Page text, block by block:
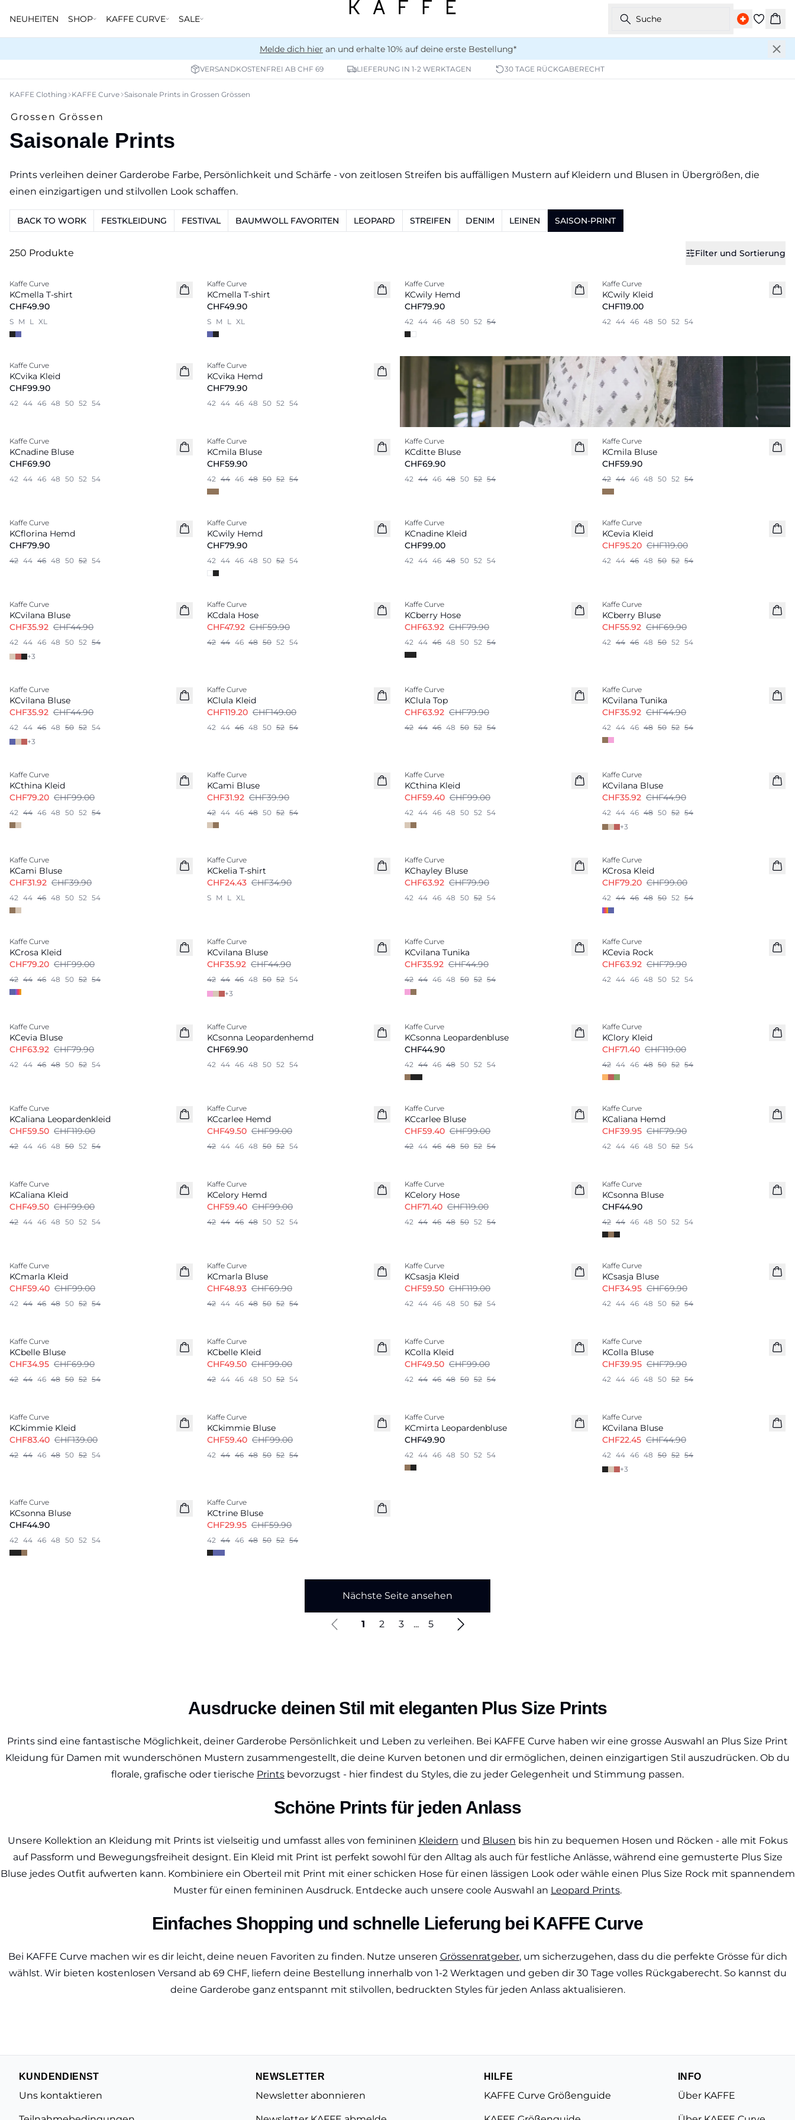
NEUHEITEN SHOP KAFFE CURVE SALE Suche
Melde dich hier an und erhalte 10% auf deine erste Bestellung*
VERSANDKOSTENFREI AB CHF 69 LIEFERUNG IN 1-2 WERKTAGEN 30 TAGE RÜCKGABERECHT
KAFFE Clothing KAFFE Curve Saisonale Prints in Grossen Grössen
Saisonale Prints
Grossen Grössen
Prints verleihen deiner Garderobe Farbe, Persönlichkeit und Schärfe - von zeitlosen Streifen bis auffälligen Mustern auf Kleidern und Blusen in Übergrößen, die
einen einzigartigen und stilvollen Look schaffen.
BACK TO WORK FESTKLEIDUNG FESTIVAL BAUMWOLL FAVORITEN LEOPARD STREIFEN DENIM LEINEN SAISON-PRINT
250 Produkte Filter und Sortierung
Neu
Kaffe Curve
KCmella T-shirt
CHF49.90
S M L XL
Neu
Kaffe Curve
KCmella T-shirt
CHF49.90
S M L XL
Neu
Kaffe Curve
KCwily Hemd
CHF79.90
42 44 46 48 50 52 54
Neu
Kaffe Curve
KCwily Kleid
CHF119.00
42 44 46 48 50 52 54
Neu
Kaffe Curve
KCvika Kleid
CHF99.90
42 44 46 48 50 52 54
Neu
Kaffe Curve
KCvika Hemd
CHF79.90
42 44 46 48 50 52 54
Neu
Kaffe Curve
KCnadine Bluse
CHF69.90
42 44 46 48 50 52 54
Neu
Kaffe Curve
KCmila Bluse
CHF59.90
42 44 46 48 50 52 54
Neu
Kaffe Curve
KCditte Bluse
CHF69.90
42 44 46 48 50 52 54
Neu
Kaffe Curve
KCmila Bluse
CHF59.90
42 44 46 48 50 52 54
Neu
Kaffe Curve
KCflorina Hemd
CHF79.90
42 44 46 48 50 52 54
Neu
Kaffe Curve
KCwily Hemd
CHF79.90
42 44 46 48 50 52 54
Neu
Kaffe Curve
KCnadine Kleid
CHF99.00
42 44 46 48 50 52 54
Kaffe Curve
KCevia Kleid
CHF95.20 CHF119.00
42 44 46 48 50 52 54
Kaffe Curve
KCvilana Bluse
CHF35.92 CHF44.90
42 44 46 48 50 52 54
+3
Kaffe Curve
KCdala Hose
CHF47.92 CHF59.90
42 44 46 48 50 52 54
Kaffe Curve
KCberry Hose
CHF63.92 CHF79.90
42 44 46 48 50 52 54
Kaffe Curve
KCberry Bluse
CHF55.92 CHF69.90
42 44 46 48 50 52 54
Kaffe Curve
KCvilana Bluse
CHF35.92 CHF44.90
42 44 46 48 50 52 54
+3
Kaffe Curve
KClula Kleid
CHF119.20 CHF149.00
42 44 46 48 50 52 54
Kaffe Curve
KClula Top
CHF63.92 CHF79.90
42 44 46 48 50 52 54
Kaffe Curve
KCvilana Tunika
CHF35.92 CHF44.90
42 44 46 48 50 52 54
Kaffe Curve
KCthina Kleid
CHF79.20 CHF99.00
42 44 46 48 50 52 54
Kaffe Curve
KCami Bluse
CHF31.92 CHF39.90
42 44 46 48 50 52 54
Kaffe Curve
KCthina Kleid
CHF59.40 CHF99.00
42 44 46 48 50 52 54
Kaffe Curve
KCvilana Bluse
CHF35.92 CHF44.90
42 44 46 48 50 52 54
+3
Kaffe Curve
KCami Bluse
CHF31.92 CHF39.90
42 44 46 48 50 52 54
Kaffe Curve
KCkelia T-shirt
CHF24.43 CHF34.90
S M L XL
Kaffe Curve
KChayley Bluse
CHF63.92 CHF79.90
42 44 46 48 50 52 54
Kaffe Curve
KCrosa Kleid
CHF79.20 CHF99.00
42 44 46 48 50 52 54
Kaffe Curve
KCrosa Kleid
CHF79.20 CHF99.00
42 44 46 48 50 52 54
Kaffe Curve
KCvilana Bluse
CHF35.92 CHF44.90
42 44 46 48 50 52 54
+3
Kaffe Curve
KCvilana Tunika
CHF35.92 CHF44.90
42 44 46 48 50 52 54
Kaffe Curve
KCevia Rock
CHF63.92 CHF79.90
42 44 46 48 50 52 54
Kaffe Curve
KCevia Bluse
CHF63.92 CHF79.90
42 44 46 48 50 52 54
Kaffe Curve
KCsonna Leopardenhemd
CHF69.90
42 44 46 48 50 52 54
Kaffe Curve
KCsonna Leopardenbluse
CHF44.90
42 44 46 48 50 52 54
Kaffe Curve
KClory Kleid
CHF71.40 CHF119.00
42 44 46 48 50 52 54
Kaffe Curve
KCaliana Leopardenkleid
CHF59.50 CHF119.00
42 44 46 48 50 52 54
Kaffe Curve
KCcarlee Hemd
CHF49.50 CHF99.00
42 44 46 48 50 52 54
Kaffe Curve
KCcarlee Bluse
CHF59.40 CHF99.00
42 44 46 48 50 52 54
Kaffe Curve
KCaliana Hemd
CHF39.95 CHF79.90
42 44 46 48 50 52 54
Kaffe Curve
KCaliana Kleid
CHF49.50 CHF99.00
42 44 46 48 50 52 54
Kaffe Curve
KCelory Hemd
CHF59.40 CHF99.00
42 44 46 48 50 52 54
Kaffe Curve
KCelory Hose
CHF71.40 CHF119.00
42 44 46 48 50 52 54
Kaffe Curve
KCsonna Bluse
CHF44.90
42 44 46 48 50 52 54
Kaffe Curve
KCmarla Kleid
CHF59.40 CHF99.00
42 44 46 48 50 52 54
Kaffe Curve
KCmarla Bluse
CHF48.93 CHF69.90
42 44 46 48 50 52 54
Kaffe Curve
KCsasja Kleid
CHF59.50 CHF119.00
42 44 46 48 50 52 54
Kaffe Curve
KCsasja Bluse
CHF34.95 CHF69.90
42 44 46 48 50 52 54
Kaffe Curve
KCbelle Bluse
CHF34.95 CHF69.90
42 44 46 48 50 52 54
Kaffe Curve
KCbelle Kleid
CHF49.50 CHF99.00
42 44 46 48 50 52 54
Kaffe Curve
KColla Kleid
CHF49.50 CHF99.00
42 44 46 48 50 52 54
Kaffe Curve
KColla Bluse
CHF39.95 CHF79.90
42 44 46 48 50 52 54
Kaffe Curve
KCkimmie Kleid
CHF83.40 CHF139.00
42 44 46 48 50 52 54
Kaffe Curve
KCkimmie Bluse
CHF59.40 CHF99.00
42 44 46 48 50 52 54
Kaffe Curve
KCmirta Leopardenbluse
CHF49.90
42 44 46 48 50 52 54
Kaffe Curve
KCvilana Bluse
CHF22.45 CHF44.90
42 44 46 48 50 52 54
+3
Kaffe Curve
KCsonna Bluse
CHF44.90
42 44 46 48 50 52 54
Kaffe Curve
KCtrine Bluse
CHF29.95 CHF59.90
42 44 46 48 50 52 54
Nächste Seite ansehen
1 2 3 ... 5
Ausdrucke deinen Stil mit eleganten Plus Size Prints
Prints sind eine fantastische Möglichkeit, deiner Garderobe Persönlichkeit und Leben zu verleihen. Bei KAFFE Curve haben wir eine grosse Auswahl an Plus Size Print
Kleidung für Damen mit wunderschönen Mustern zusammengestellt, die deine Kurven betonen und dir ermöglichen, deinen einzigartigen Stil auszudrücken. Ob du
florale, grafische oder tierische Prints bevorzugst - hier findest du Styles, die zu jeder Gelegenheit und Stimmung passen.
Schöne Prints für jeden Anlass
Unsere Kollektion an Kleidung mit Prints ist vielseitig und umfasst alles von femininen Kleidern und Blusen bis hin zu bequemen Hosen und Röcken - alle mit Fokus
auf Passform und Bewegungsfreiheit designt. Ein Kleid mit Print ist perfekt sowohl für den Alltag als auch für festliche Anlässe, während eine gemusterte Plus Size
Bluse jedes Outfit aufwerten kann. Kombiniere ein Oberteil mit Print mit einer schicken Hose für einen lässigen Look oder wähle einen Plus Size Rock mit spannendem
Muster für einen femininen Ausdruck. Entdecke auch unsere coole Auswahl an Leopard Prints.
Einfaches Shopping und schnelle Lieferung bei KAFFE Curve
Bei KAFFE Curve machen wir es dir leicht, deine neuen Favoriten zu finden. Nutze unseren Grössenratgeber, um sicherzugehen, dass du die perfekte Grösse für dich
wählst. Wir bieten kostenlosen Versand ab 69 CHF, liefern deine Bestellung innerhalb von 1-2 Werktagen und geben dir 30 Tage volles Rückgaberecht. So kannst du
deine Garderobe ganz entspannt mit stilvollen, bedruckten Styles für jeden Anlass aktualisieren.
KUNDENDIENST
Uns kontaktieren
NEWSLETTER
Newsletter abonnieren
HILFE
KAFFE Curve Größenguide
INFO
Über KAFFE